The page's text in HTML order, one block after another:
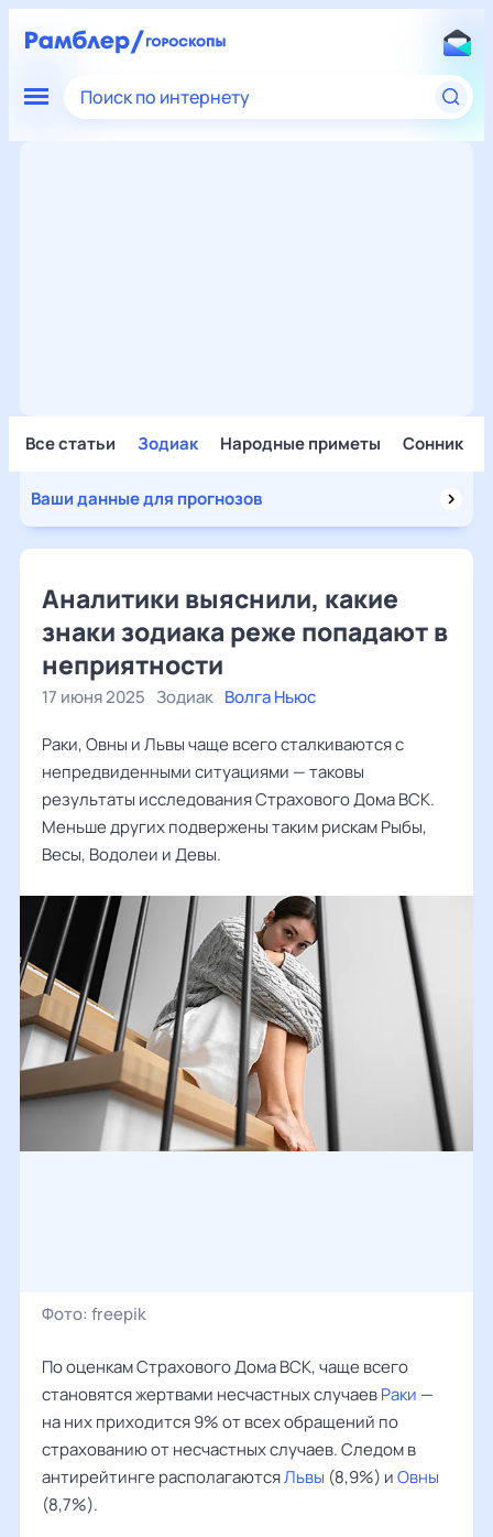
Поиск по интернету
Все статьи Зодиак Народные приметы Сонник
Ваши данные для прогнозов
Аналитики выяснили, какие
знаки зодиака реже попадают в
неприятности
17 июня 2025 Зодиак Волга Ньюс
Раки, Овны и Львы чаще всего сталкиваются с
непредвиденными ситуациями — таковы
результаты исследования Страхового Дома ВСК.
Меньше других подвержены таким рискам Рыбы,
Весы, Водолеи и Девы.
Фото: freepik
По оценкамСтрахового Дома ВСК, чаще всего
становятся жертвами несчастных случаевРаки —
на них приходится 9% от всех обращений по
страхованию от несчастных случаев. Следом в
антирейтинге располагаютсяЛьвы (8,9%) иОвны
(8,7%).